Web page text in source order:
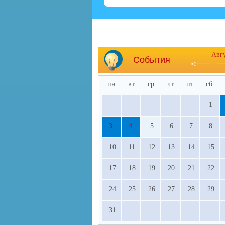
События
пн вт ср чт пт сб
1
3 4 5 6 7 8
10 11 12 13 14 15
17 18 19 20 21 22
24 25 26 27 28 29
31